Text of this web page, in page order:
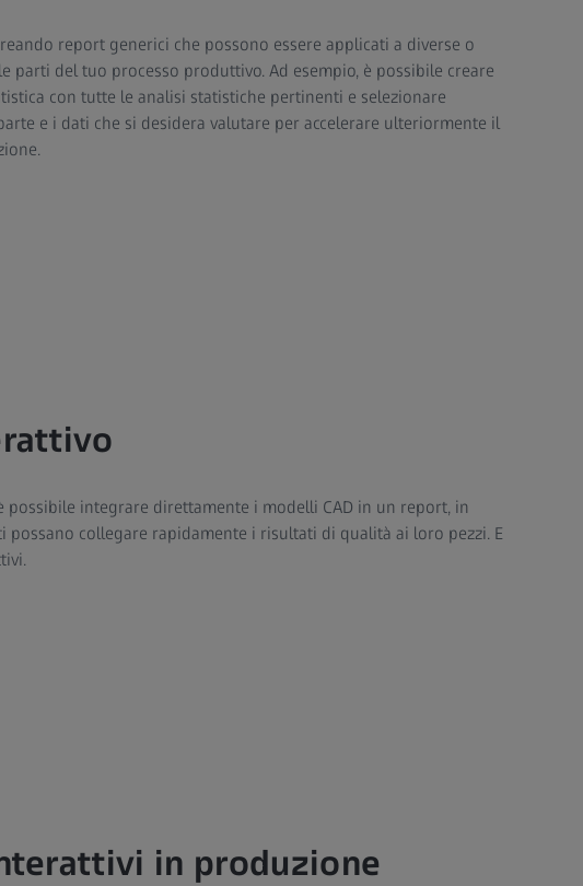
report generici che possono essere applicati a diverse o
parti del tuo processo produttivo. Ad esempio, è possibile creare
con tutte le analisi statistiche pertinenti e selezionare
e i dati che si desidera valutare per accelerare ulteriormente il
è possibile integrare direttamente i modelli CAD in un report, in
possano collegare rapidamente i risultati di qualità ai loro pezzi. E
in produzione